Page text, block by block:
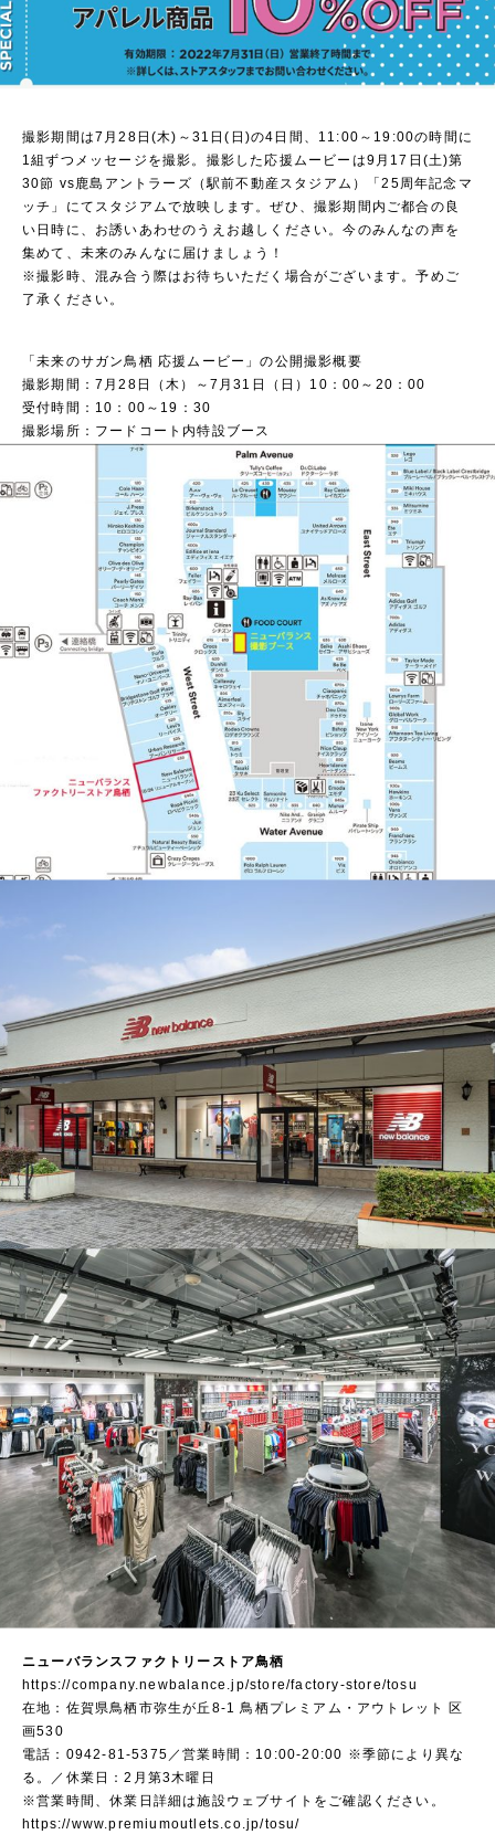
撮影期間は7月28日(木)～31日(日)の4日間、11:00～19:00の時間に
1組ずつメッセージを撮影。撮影した応援ムービーは9月17日(土)第
30節 vs鹿島アントラーズ（駅前不動産スタジアム）「25周年記念マ
ッチ」にてスタジアムで放映します。ぜひ、撮影期間内ご都合の良
い日時に、お誘いあわせのうえお越しください。今のみんなの声を
集めて、未来のみんなに届けましょう！
※撮影時、混み合う際はお待ちいただく場合がございます。予めご
了承ください。
「未来のサガン鳥栖 応援ムービー」の公開撮影概要
撮影期間：7月28日（木）～7月31日（日）10：00～20：00
受付時間：10：00～19：30
撮影場所：フードコート内特設ブース
ニューバランスファクトリーストア鳥栖
https://company.newbalance.jp/store/factory-store/tosu
在地：佐賀県鳥栖市弥生が丘8-1 鳥栖プレミアム・アウトレット 区
画530
電話：0942-81-5375／営業時間：10:00-20:00 ※季節により異な
る。／休業日：2月第3木曜日
※営業時間、休業日詳細は施設ウェブサイトをご確認ください。
https://www.premiumoutlets.co.jp/tosu/